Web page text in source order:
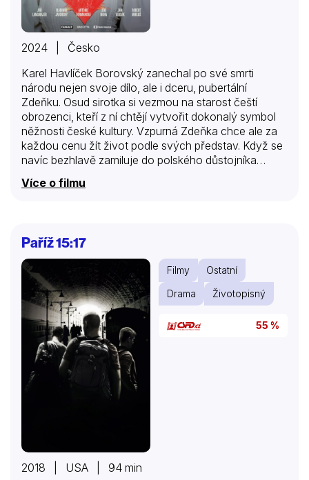
2024 | Česko
Karel Havlíček Borovský zanechal po své smrti
národu nejen svoje dílo, ale i dceru, pubertální
Zdeňku. Osud sirotka si vezmou na starost čeští
obrozenci, kteří z ní chtějí vytvořit dokonalý symbol
něžnosti české kultury. Vzpurná Zdeňka chce ale za
každou cenu žít život podle svých představ. Když se
navíc bezhlavě zamiluje do polského důstojníka
rakouské armády, z davy milované holčičky se
doslova přes noc stane zrádkyně národa a coura.
Více o filmu
Paříž 15:17
Filmy
Ostatní
Drama
Životopisný
55 %
2018 | USA | 94 min